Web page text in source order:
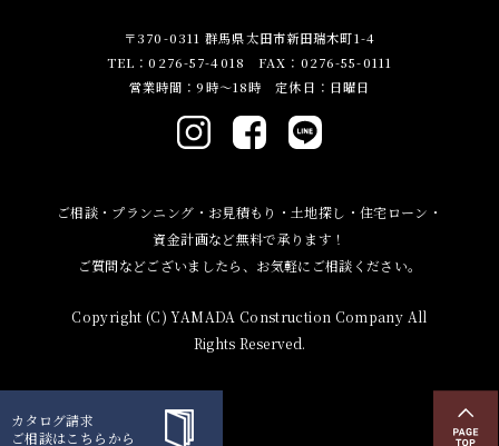
カタログ請求
ご相談はこちらから
〒370-0311 群馬県太田市新田瑞木町1-4
TEL：0276-57-4018 FAX：0276-55-0111
営業時間：9時～18時 定休日：日曜日
ご相談・プランニング・お見積もり・土地探し・住宅ローン・
資金計画など無料で承ります！
ご質問などございましたら、お気軽にご相談ください。
Copyright (C) YAMADA Construction Company All
Rights Reserved.